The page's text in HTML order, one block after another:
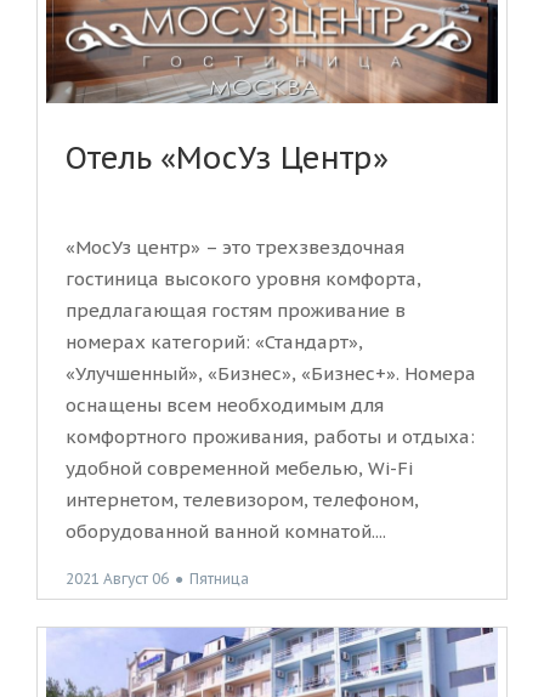
Отель «МосУз Центр»
«МосУз центр» – это трехзвездочная
гостиница высокого уровня комфорта,
предлагающая гостям проживание в
номерах категорий: «Стандарт»,
«Улучшенный», «Бизнес», «Бизнес+». Номера
оснащены всем необходимым для
комфортного проживания, работы и отдыха:
удобной современной мебелью, Wi-Fi
интернетом, телевизором, телефоном,
оборудованной ванной комнатой....
2021 Август 06 ● Пятница